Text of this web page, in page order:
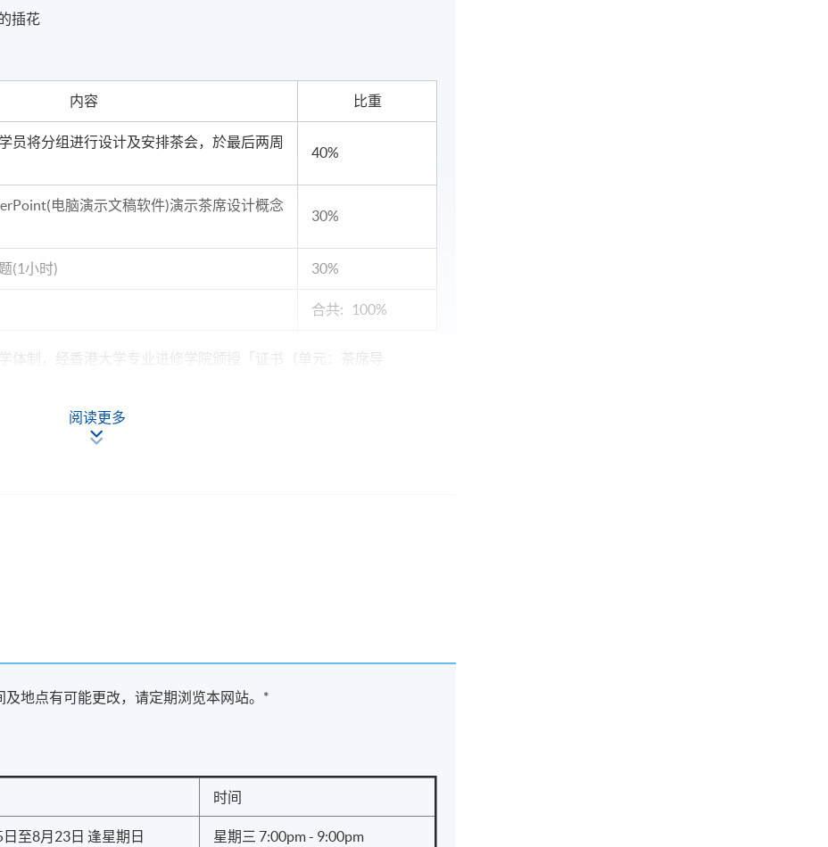
插花
内容 比重
员将分组进行设计及安排茶会，於最后两周
40%
电脑演示文稿软件)演示茶席设计概念
30%
(1小时) 30%
合共: 100%
体制，经香港大学专业进修学院颁授「证书（单元：茶席导
- 6:00pm
阅读更多
地点有可能更改，请定期浏览本网站。*
时间
至8月23日 逢星期日
星期三 7:00pm - 9:00pm